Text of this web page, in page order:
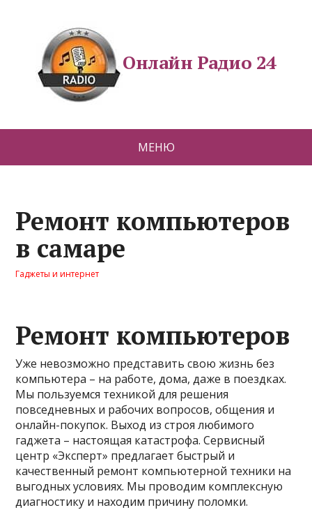
Онлайн Радио 24
МЕНЮ
Ремонт компьютеров
в самаре
Гаджеты и интернет
Ремонт компьютеров
Уже невозможно представить свою жизнь без
компьютера – на работе, дома, даже в поездках.
Мы пользуемся техникой для решения
повседневных и рабочих вопросов, общения и
онлайн-покупок. Выход из строя любимого
гаджета – настоящая катастрофа. Сервисный
центр «Эксперт» предлагает быстрый и
качественный ремонт компьютерной техники на
выгодных условиях. Мы проводим комплексную
диагностику и находим причину поломки.